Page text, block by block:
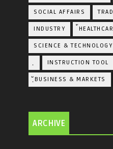
SOCIAL AFFAIRS
INDUSTRY
SCIENCE & TECHNOLOGY
INSTRUCTION TOOL
ฺัBUSINESS & MARKETS
ARCHIVE